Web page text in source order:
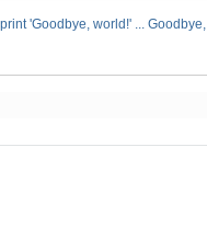
'Goodbye, world!' ... Goodbye,